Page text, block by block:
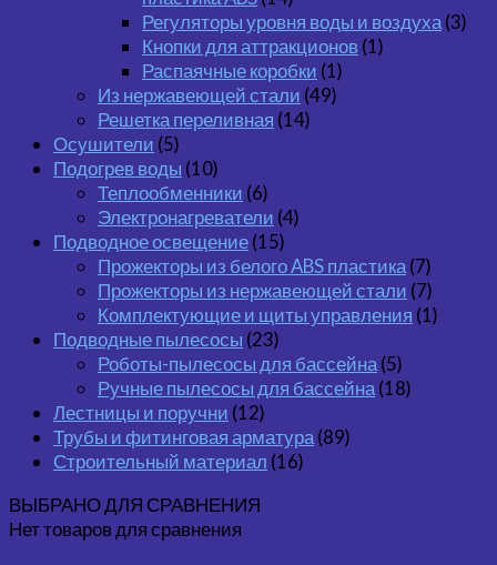
Регуляторы уровня воды и воздуха(3)
Кнопки для аттракционов(1)
Распаячные коробки (1)
Из нержавеющей стали (49)
Решетка переливная (14)
Осушители (5)
Подогрев воды (10)
Теплообменники (6)
Электронагреватели (4)
Подводное освещение(15)
Прожекторы из белого ABS пластика(7)
Прожекторы из нержавеющей стали (7)
Комплектующие и щиты управления (1)
Подводные пылесосы (23)
Роботы-пылесосы для бассейна(5)
Ручные пылесосы для бассейна(18)
Лестницы и поручни (12)
Трубы и фитинговая арматура(89)
Строительный материал (16)
ВЫБРАНО ДЛЯ СРАВНЕНИЯ
Нет товаров для сравнения